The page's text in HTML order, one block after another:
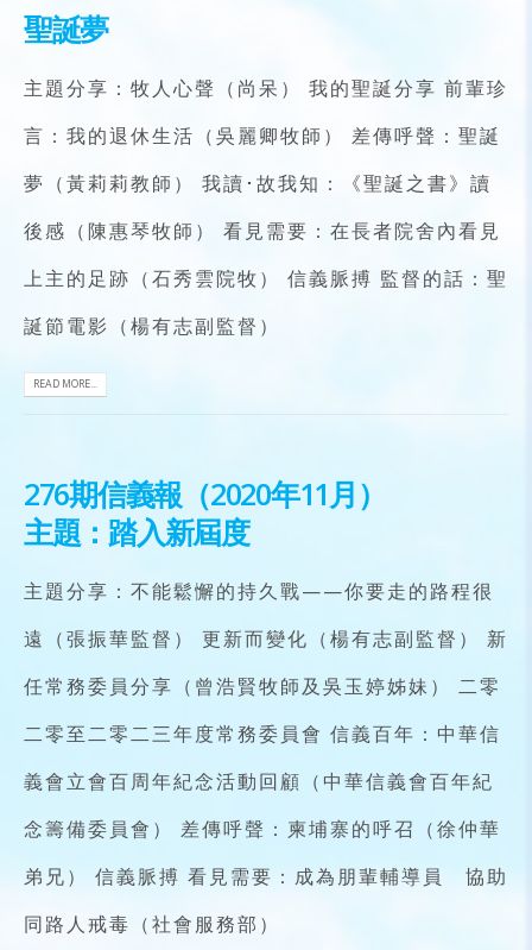
聖誕夢
主題分享：牧人心聲（尚呆） 我的聖誕分享 前輩珍
言：我的退休生活（吳麗卿牧師） 差傳呼聲：聖誕
夢（黃莉莉教師） 我讀･故我知：《聖誕之書》讀
後感（陳惠琴牧師） 看見需要：在長者院舍內看見
上主的足跡（石秀雲院牧） 信義脈搏 監督的話：聖
誕節電影（楊有志副監督）
READ MORE...
276期信義報（2020年11月）
主題：踏入新屆度
主題分享：不能鬆懈的持久戰——你要走的路程很
遠（張振華監督） 更新而變化（楊有志副監督） 新
任常務委員分享（曾浩賢牧師及吳玉婷姊妹） 二零
二零至二零二三年度常務委員會 信義百年：中華信
義會立會百周年紀念活動回顧（中華信義會百年紀
念籌備委員會） 差傳呼聲：柬埔寨的呼召（徐仲華
弟兄） 信義脈搏 看見需要：成為朋輩輔導員 協助
同路人戒毒（社會服務部）